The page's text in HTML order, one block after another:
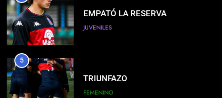
EMPATÓ LA RESERVA
JUVENILES
5
TRIUNFAZO
FEMENINO